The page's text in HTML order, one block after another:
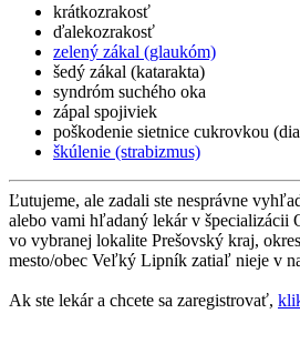
krátkozrakosť
ďalekozrakosť
zelený zákal (glaukóm)
šedý zákal (katarakta)
syndróm suchého oka
zápal spojiviek
poškodenie sietnice cukrovkou
škúlenie (strabizmus)
Ľutujeme, ale zadali ste nesprávne
alebo vami hľadaný lekár v špecializácii
vo vybranej lokalite Prešovský kraj,
mesto/obec Veľký Lipník zatiaľ nieje v
Ak ste lekár a chcete sa zaregistrovať,